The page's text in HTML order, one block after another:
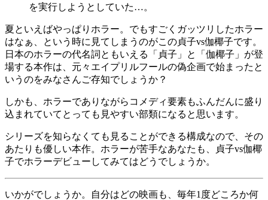
を実行しようとしていた…。
夏といえばやっぱりホラー。でもすごくガッツリしたホラー
はなぁ、という時に見てしまうのがこの貞子vs伽椰子です。
日本のホラーの代名詞ともいえる「貞子」と「伽椰子」が登
場する本作は、元々エイプリルフールの偽企画で始まったと
いうのをみなさんご存知でしょうか？
しかも、ホラーでありながらコメディ要素もふんだんに盛り
込まれていてとっても見やすい部類になると思います。
シリーズを知らなくても見ることができる構成なので、その
あたりも優しい本作。ホラーが苦手なあなたも、貞子vs伽椰
子でホラーデビューしてみてはどうでしょうか。
いかがでしょうか。自分はどの映画も、毎年1度どころか何